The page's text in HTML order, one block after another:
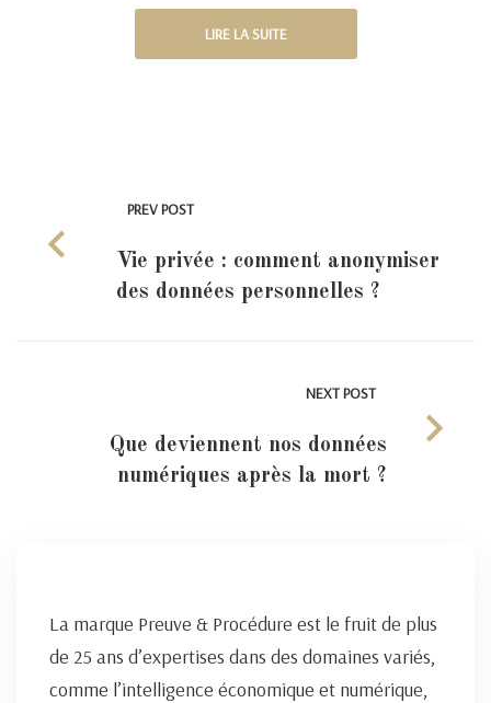
LIRE LA SUITE
PREV POST
Vie privée : comment anonymiser
des données personnelles ?
NEXT POST
Que deviennent nos données
numériques après la mort ?
La marque Preuve & Procédure est le fruit de plus
de 25 ans d’expertises dans des domaines variés,
comme l’intelligence économique et numérique,